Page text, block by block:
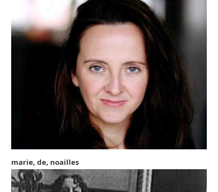
marie, de, noailles